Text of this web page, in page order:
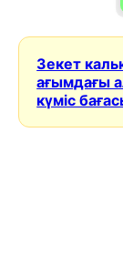
Зекет
ағымдағы
күміс